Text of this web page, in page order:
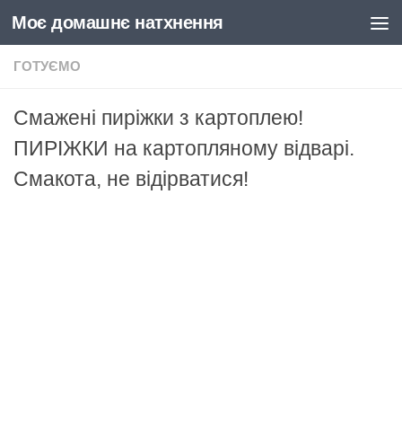
Skip to content
Моє домашнє натхнення
ГОТУЄМО
Смажені пиріжки з картоплею!
ПИРІЖКИ на картопляному відварі.
Смакота, не відірватися!